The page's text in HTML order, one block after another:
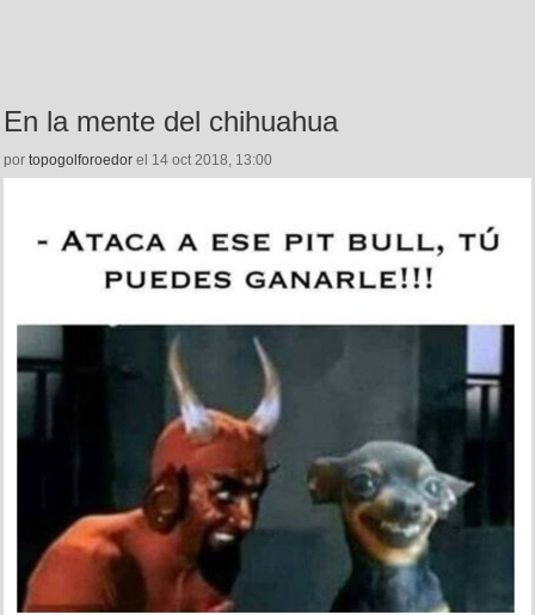
En la mente del chihuahua
por topogolforoedor el 14 oct 2018, 13:00